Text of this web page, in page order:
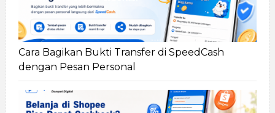
Cara Bagikan Bukti Transfer di SpeedCash
dengan Pesan Personal